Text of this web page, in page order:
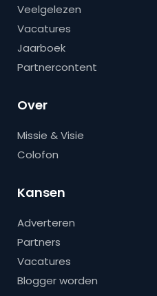
Veelgelezen
Vacatures
Jaarboek
Partnercontent
Over
Missie & Visie
Colofon
Kansen
Adverteren
Partners
Vacatures
Blogger worden